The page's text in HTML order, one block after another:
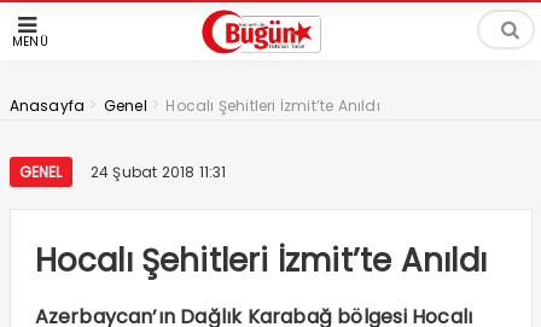
MENÜ
Anasayfa > Genel > Hocalı Şehitleri İzmit’te Anıldı
GENEL 24 Şubat 2018 11:31
Hocalı Şehitleri İzmit’te Anıldı
Azerbaycan’ın Dağlık Karabağ bölgesi Hocalı